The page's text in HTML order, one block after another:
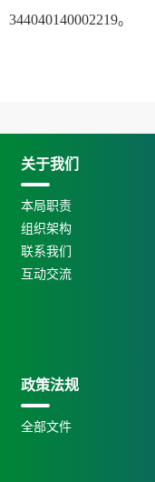
344040140002219。
关于我们
本局职责
组织架构
联系我们
互动交流
政策法规
全部文件